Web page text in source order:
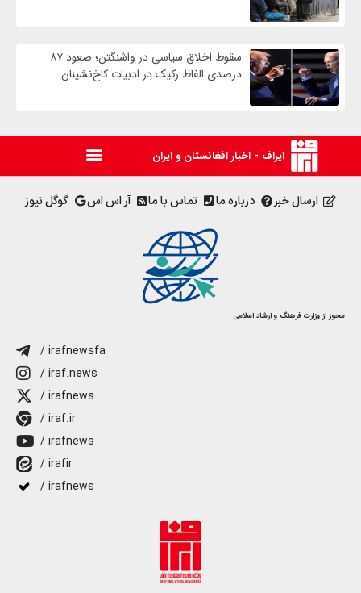
سقوط اخلاق سیاسی در واشنگتن؛ صعود ۸۷
درصدی الفاظ رکیک در ادبیات کاخ‌نشینان
ایراف - اخبار افغانستان و ایران
ارسال خبر درباره ما تماس با ما آر اس اس گوگل نیوز
مجوز از وزارت فرهنگ و ارشاد اسلامی
/ irafnewsfa
/ iraf.news
/ irafnews
/ iraf.ir
/ irafnews
/ irafir
/ irafnews